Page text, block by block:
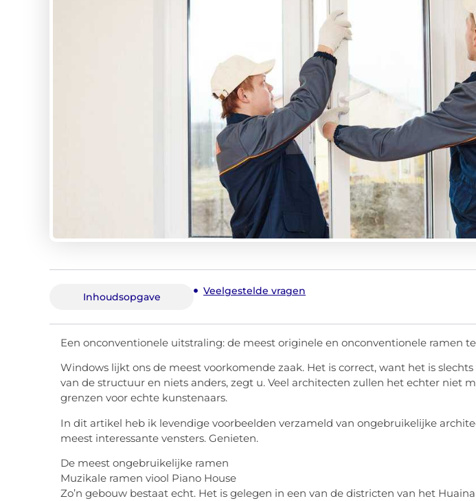
Inhoudsopgave Veelgestelde vragen
Een onconventionele uitstraling: de meest originele en onconventionele ramen
Windows lijkt ons de meest voorkomende zaak. Het is correct, want het is
van de structuur en niets anders, zegt u. Veel architecten zullen het echter niet
grenzen voor echte kunstenaars.
In dit artikel heb ik levendige voorbeelden verzameld van ongebruikelijke
meest interessante vensters. Genieten.
De meest ongebruikelijke ramen
Muzikale ramen viool Piano House
Zo’n gebouw bestaat echt. Het is gelegen in een van de districten van het